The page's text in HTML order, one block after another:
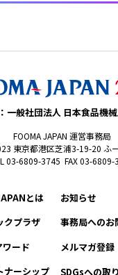
一般社団法人 日本食品機
FOOMA JAPAN 運営事務局
東京都港区芝浦3-19-20 ふ
03-6809-3745 FAX 03-6809-
とは
クプラザ
ード
ナーシップ
お知らせ
事務局へのお
メルマガ登録
SDGsへの取